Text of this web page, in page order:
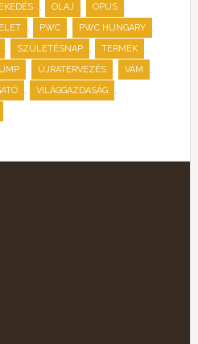
, OLAJ , OPUS ,
, PWC , PWC HUNGARY ,
, SZÜLETÉSNAP , TERMÉK ,
, ÚJRATERVEZÉS , VÁM ,
, VILÁGGAZDASÁG ,